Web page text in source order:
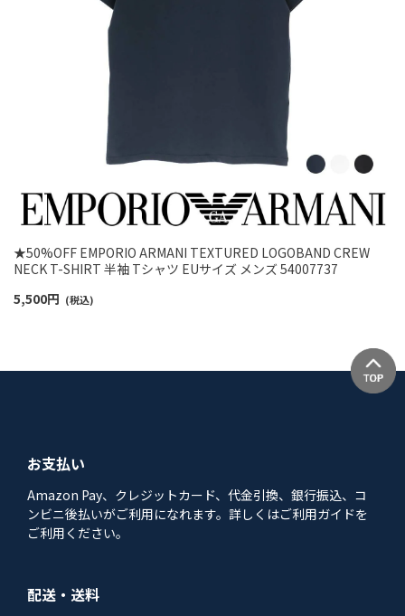
★50%OFF EMPORIO ARMANI TEXTURED LOGOBAND CREW
NECK T-SHIRT 半袖 Tシャツ EUサイズ メンズ 54007737
5,500円 (税込)
お支払い
Amazon Pay、クレジットカード、代金引換、銀行振込、コ
ンビニ後払いがご利用になれます。詳しくはご利用ガイドを
ご利用ください。
配送・送料